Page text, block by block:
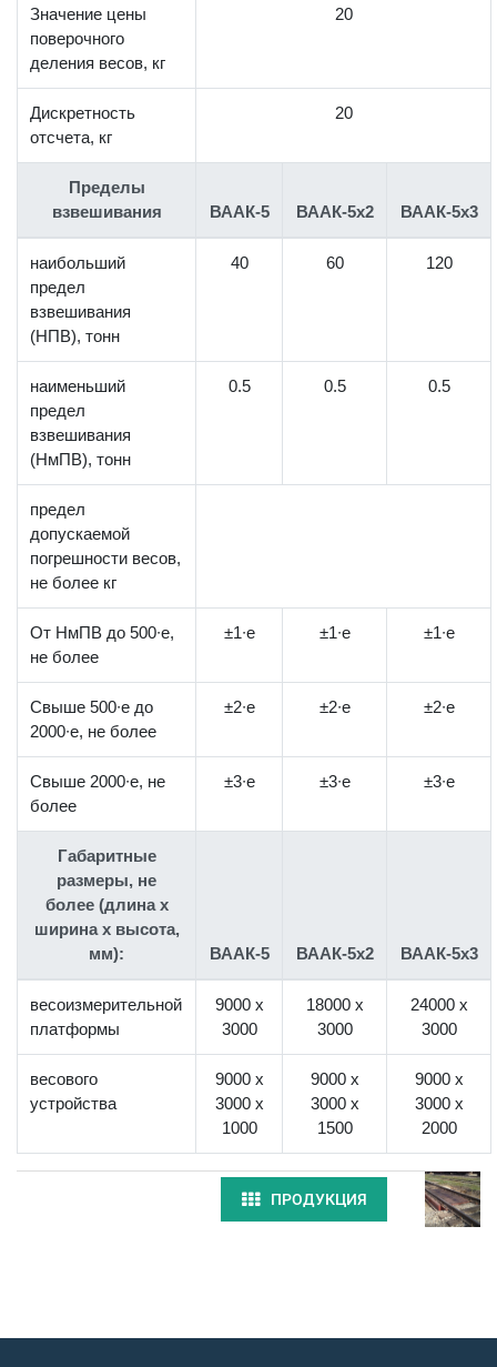
Значение цены
поверочного
деления весов, кг
20
Дискретность
отсчета, кг
20
Пределы
взвешивания
ВААК-5 ВААК-5x2 ВААК-5x3
наибольший
предел
взвешивания
(НПВ), тонн
40 60 120
наименьший
предел
взвешивания
(НмПВ), тонн
0.5 0.5 0.5
предел
допускаемой
погрешности весов,
не более кг
От НмПВ до 500∙е,
не более
±1∙е ±1∙е ±1∙е
Свыше 500∙е до
2000∙е, не более
±2∙е ±2∙е ±2∙е
Свыше 2000∙е, не
более
±3∙е ±3∙е ±3∙е
Габаритные
размеры, не
более (длина х
ширина х высота,
мм):
ВААК-5 ВААК-5x2 ВААК-5x3
весоизмерительной
платформы
9000 х
3000
18000 х
3000
24000 х
3000
весового
устройства
9000 х
3000 х
1000
9000 х
3000 х
1500
9000 х
3000 х
2000
ПРОДУКЦИЯ